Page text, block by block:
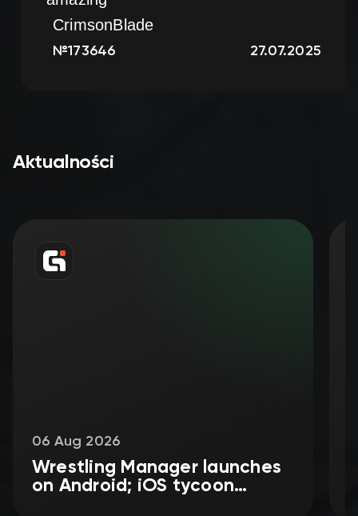
CrimsonBlade
Aktualności
06 Aug 2026
Wrestling Manager launches
on Android; iOS tycoon